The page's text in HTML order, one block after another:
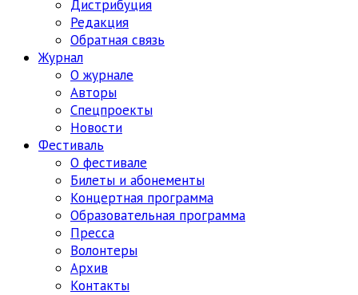
Дистрибуция
Редакция
Обратная связь
Журнал
О журнале
Авторы
Спецпроекты
Новости
Фестиваль
О фестивале
Билеты и абонементы
Концертная программа
Образовательная программа
Пресса
Волонтеры
Архив
Контакты